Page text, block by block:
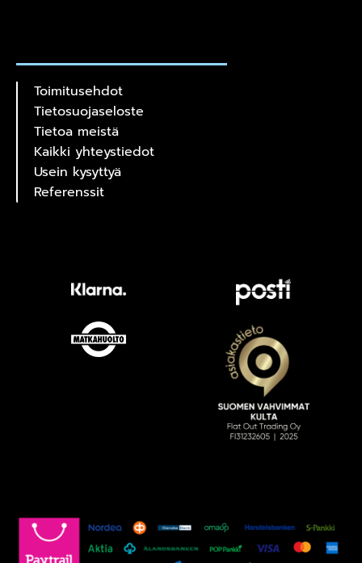
Toimitusehdot
Tietosuojaseloste
Tietoa meistä
Kaikki yhteystiedot
Usein kysyttyä
Referenssit